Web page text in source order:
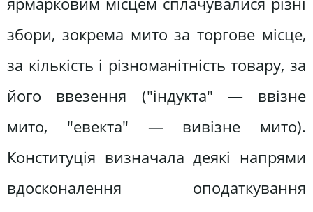
збори, зокрема мито за торгове місце,
за кількість і різноманітність товару, за
його ввезення ("індукта" — ввізне
мито, "евекта" — вивізне мито).
Конституція визначала деякі напрями
вдосконалення оподаткування